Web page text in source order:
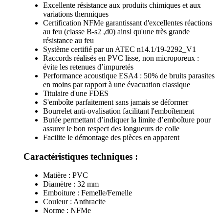
Excellente résistance aux produits chimiques et aux
variations thermiques
Certification NFMe garantissant d'excellentes réactions
au feu (classe B-s2 ,d0) ainsi qu'une très grande
résistance au feu
Système certifié par un ATEC n14.1/19-2292_V1
Raccords réalisés en PVC lisse, non microporeux :
évite les retenues d’impuretés
Performance acoustique ESA4 : 50% de bruits parasites
en moins par rapport à une évacuation classique
Titulaire d'une FDES
S'emboîte parfaitement sans jamais se déformer
Bourrelet anti-ovalisation facilitant l'emboîtement
Butée permettant d’indiquer la limite d’emboîture pour
assurer le bon respect des longueurs de colle
Facilite le démontage des pièces en apparent
Caractéristiques techniques :
Matière : PVC
Diamètre : 32 mm
Emboiture : Femelle/Femelle
Couleur : Anthracite
Norme : NFMe